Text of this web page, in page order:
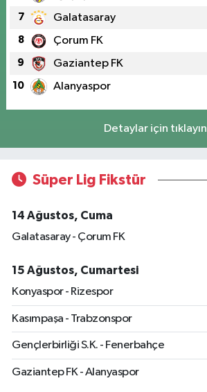
7 Galatasaray
8 Çorum FK
9 Gaziantep FK
10 Alanyaspor
Detaylar için tıklayın
Süper Lig Fikstür
14 Ağustos, Cuma
Galatasaray - Çorum FK
15 Ağustos, Cumartesi
Konyaspor - Rizespor
Kasımpaşa - Trabzonspor
Gençlerbirliği S.K. - Fenerbahçe
Gaziantep FK - Alanyaspor